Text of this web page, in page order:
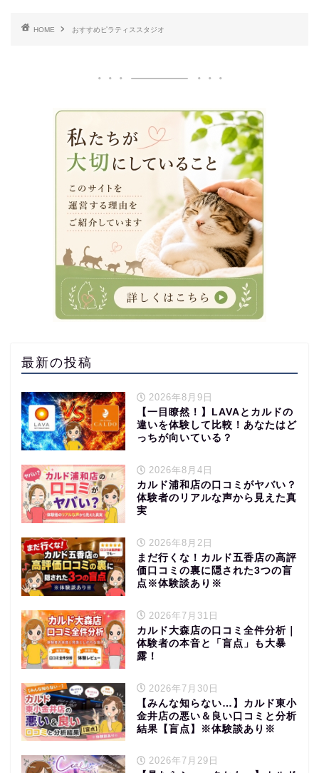
HOME おすすめピラティススタジオ
最新の投稿
2026年8月9日
【一目瞭然！】LAVAとカルドの
違いを体験して比較！あなたはど
っちが向いている？
2026年8月4日
カルド浦和店の口コミがヤバい？
体験者のリアルな声から見えた真
実
2026年8月2日
まだ行くな！カルド五香店の高評
価口コミの裏に隠された3つの盲
点※体験談あり※
2026年7月31日
カルド大森店の口コミ全件分析｜
体験者の本音と「盲点」も大暴
露！
2026年7月30日
【みんな知らない…】カルド東小
金井店の悪い＆良い口コミと分析
結果【盲点】※体験談あり※
2026年7月29日